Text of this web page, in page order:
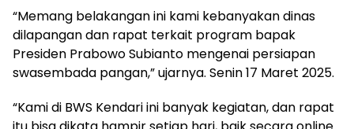
“Memang belakangan ini kami kebanyakan dinas
dilapangan dan rapat terkait program bapak
Presiden Prabowo Subianto mengenai persiapan
swasembada pangan,” ujarnya. Senin 17 Maret 2025.
“Kami di BWS Kendari ini banyak kegiatan, dan rapat